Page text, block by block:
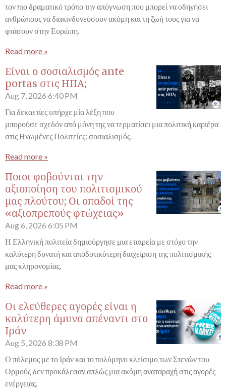
τον πιο δραματικό τρόπο την απόγνωση που μπορεί να οδηγήσει
ανθρώπους να διακινδυνεύσουν ακόμη και τη ζωή τους για να
φτάσουν στην Ευρώπη.
Read more »
Είναι ο σοσιαλισμός ante
portas στις ΗΠΑ;
Aug 7, 2026 6:40 PM
Για δεκαετίες υπήρχε μία λέξη που
μπορούσε σχεδόν από μόνη της να τερματίσει μια πολιτική καριέρα
στις Ηνωμένες Πολιτείες: σοσιαλισμός.
Read more »
Ποιοι φοβούνται την
αξιοποίηση του πολιτισμικού
μας πλούτου; Οι οπαδοί της
«αξιοπρεπούς φτώχειας»
Aug 6, 2026 6:05 PM
Η Ελληνική πολιτεία δημιούργησε μια εταιρεία με στόχο την
καλύτερη δυνατή και αποδοτικότερη διαχείριση της πολιτισμικής
μας κληρονομίας.
Read more »
Οι ελεύθερες αγορές είναι η
καλύτερη άμυνα απέναντι στο
Ιράν
Aug 5, 2026 8:38 PM
Ο πόλεμος με το Ιράν και το πολύμηνο κλείσιμο των Στενών του
Ορμούζ δεν προκάλεσαν απλώς μια ακόμη αναταραχή στις αγορές
ενέργειας.